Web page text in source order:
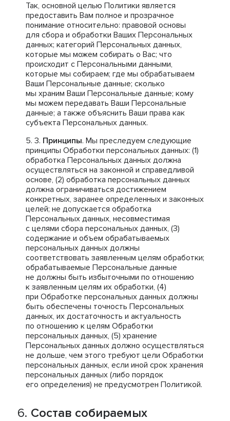
Так, основной целью Политики является
предоставить Вам полное и прозрачное
понимание относительно: правовой основы
для сбора и обработки Ваших Персональных
данных; категорий Персональных данных,
которые мы можем собирать о Вас; что
происходит с Персональными данными,
которые мы собираем; где мы обрабатываем
Ваши Персональные данные; сколько
мы храним Ваши Персональные данные; кому
мы можем передавать Ваши Персональные
данные; а также объяснить Ваши права как
субъекта Персональных данных.
Принципы. Мы преследуем следующие
принципы Обработки персональных данных: (1)
обработка Персональных данных должна
осуществляться на законной и справедливой
основе, (2) обработка персональных данных
должна ограничиваться достижением
конкретных, заранее определенных и законных
целей; не допускается обработка
Персональных данных, несовместимая
с целями сбора персональных данных, (3)
содержание и объем обрабатываемых
персональных данных должны
соответствовать заявленным целям обработки;
обрабатываемые Персональные данные
не должны быть избыточными по отношению
к заявленным целям их обработки, (4)
при Обработке персональных данных должны
быть обеспечены точность Персональных
данных, их достаточность и актуальность
по отношению к целям Обработки
персональных данных, (5) хранение
Персональных данных должно осуществляться
не дольше, чем этого требуют цели Обработки
персональных данных, если иной срок хранения
персональных данных (либо порядок
его определения) не предусмотрен Политикой.
Состав собираемых